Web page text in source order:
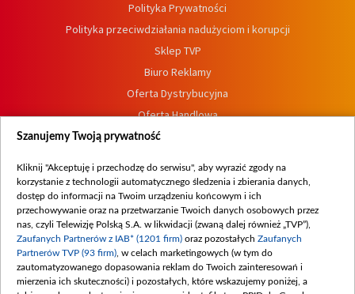
Polityka Prywatności
Polityka przeciwdziałania nadużyciom i korupcji
Sklep TVP
Biuro Reklamy
Oferta Dystrybucyjna
Oferta Handlowa
Dostępność
Procedura zgłoszeń wewnętrznych
Szanujemy Twoją prywatność
Kliknij "Akceptuję i przechodzę do serwisu", aby wyrazić zgody na
korzystanie z technologii automatycznego śledzenia i zbierania danych,
dostęp do informacji na Twoim urządzeniu końcowym i ich
przechowywanie oraz na przetwarzanie Twoich danych osobowych przez
nas, czyli Telewizję Polską S.A. w likwidacji (zwaną dalej również „TVP”),
Zaufanych Partnerów z IAB* (1201 firm) oraz pozostałych Zaufanych
Partnerów TVP (93 firm) , w celach marketingowych (w tym do
zautomatyzowanego dopasowania reklam do Twoich zainteresowań i
mierzenia ich skuteczności) i pozostałych, które wskazujemy poniżej, a